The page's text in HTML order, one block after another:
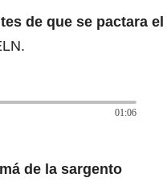
de que se pactara el
01:06
de la sargento